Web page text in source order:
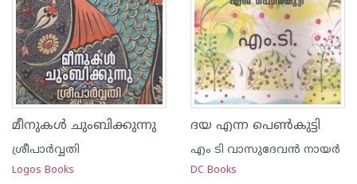
മീനുകള്‍ ചുംബിക്കുന്നു
ശ്രീപാര്‍വ്വതി
Logos Books
ദയ എന്ന പെണ്‍കുട്ടി
എം ടി വാസുദേവന്‍ നായര്‍
DC Books